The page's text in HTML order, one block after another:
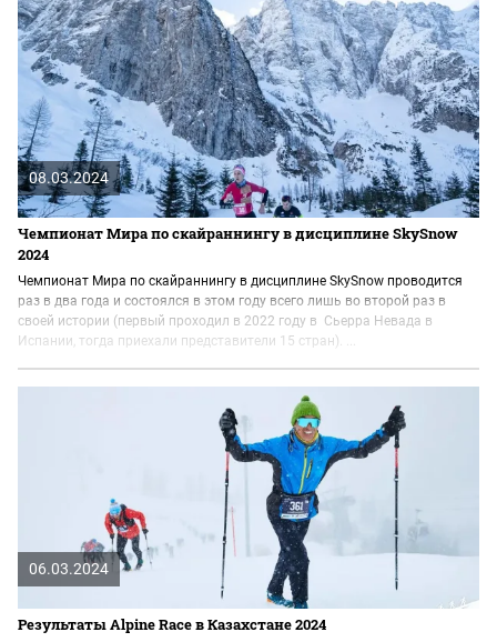
08.03.2024
Чемпионат Мира по скайраннингу в дисциплине SkySnow
2024
Чемпионат Мира по скайраннингу в дисциплине SkySnow проводится
раз в два года и состоялся в этом году всего лишь во второй раз в
своей истории (первый проходил в 2022 году в Сьерра Невада в
Испании, тогда приехали представители 15 стран). ...
06.03.2024
Результаты Alpine Race в Казахстане 2024